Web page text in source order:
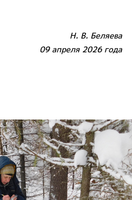
Н. В. Беляева
09 апреля 2026 года